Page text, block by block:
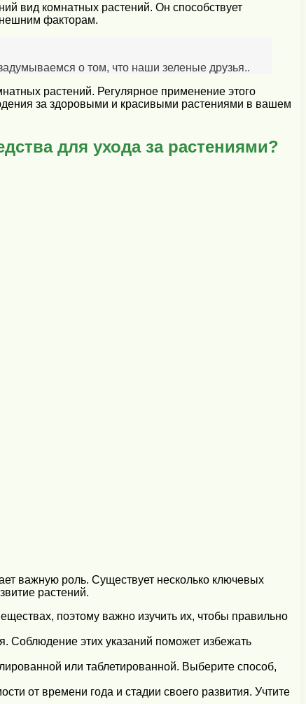
вид комнатных растений. Он способствует
факторам.
о том, что наши зеленые друзья..
растений. Регулярное применение этого
за здоровыми и красивыми растениями в вашем
для ухода за растениями?
важную роль. Существует несколько ключевых
растений.
поэтому важно изучить их, чтобы правильно
Соблюдение этих указаний поможет избежать
или таблетированной. Выберите способ,
от времени года и стадии своего развития. Учтите